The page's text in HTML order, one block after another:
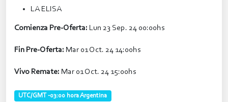
LA ELISA
Comienza Pre-Oferta: Lun 23 Sep. 24 00:00hs
Fin Pre-Oferta: Mar 01 Oct. 24 14:00hs
Vivo Remate: Mar 01 Oct. 24 15:00hs
UTC/GMT -03:00 hora Argentina